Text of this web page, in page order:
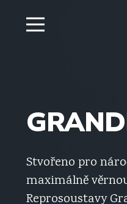
Stvořeno pro
maximálně
Reprosoustavy